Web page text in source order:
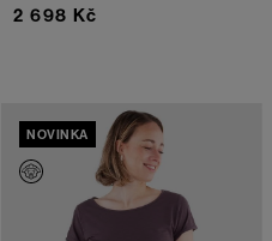
2 698 Kč
NOVINKA